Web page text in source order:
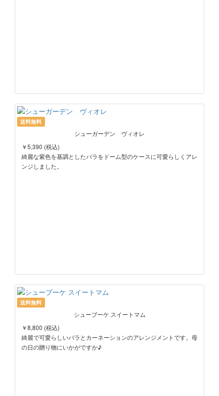
送料無料
シューガーデン ヴィオレ
￥5,390 (税込)
綺麗な紫色を基調としたバラをドーム型のケースに可愛らしくアレ
ンジしました。
送料無料
シューブーケ スイートマム
￥8,800 (税込)
綺麗で可愛らしいバラとカーネーションのアレンジメントです。母
の日の贈り物にいかがですか♪